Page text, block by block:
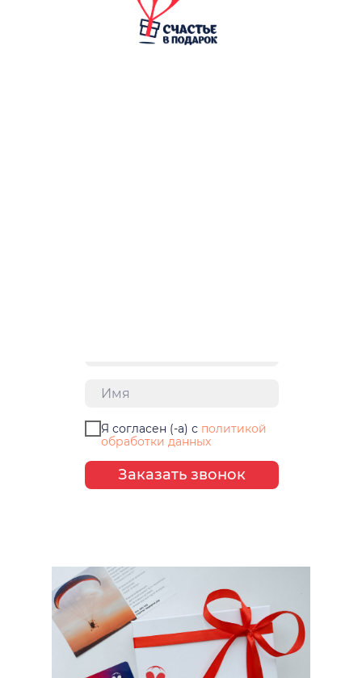
в любой из мессенджеров ниже
или закажите бесплатный звонок
Я согласен (-а) с политикой
обработки данных
Заказать звонок